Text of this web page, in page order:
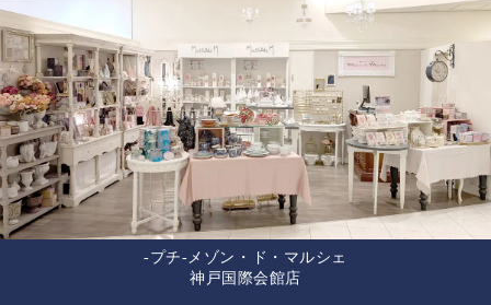
-プチ-メゾン・ド・マルシェ
神戸国際会館店